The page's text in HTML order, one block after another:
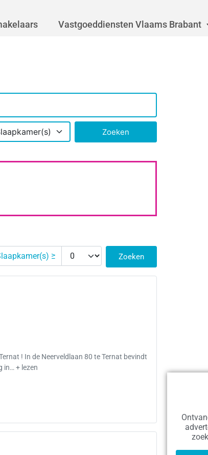
Vastgoeddiensten Vlaams Brabant
Zoeken
≥ Zoeken
! In de Neerveldlaan 80 te Ternat bevindt
in… + lezen